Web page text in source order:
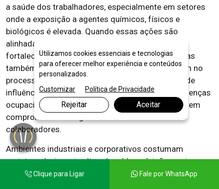
a saúde dos trabalhadores, especialmente em setores
onde a exposição a agentes químicos, físicos e
biológicos é elevada. Quando essas ações são
alinhadas às práticas sustentáveis, a organização
fortalece não apenas a preservação ambiental, mas
também a proteção direta das pessoas que atuam no
processo produtivo. Essa integração exerce grande
influência na segurança do trabalho, reduzindo doenças
ocupacionais, afastamentos e incidentes que podem
comprometer a integridade física e mental dos
colaboradores.
Ambientes industriais e corporativos costumam
registrar níveis mais altos de ruído, poluição, poeira,
máquinas em operação intensa e substâncias
Clique para Ligar Fale por WhatsApp
Utilizamos cookies essenciais e tecnologias
para oferecer melhor experiência e conteúdos
personalizados.
Customizar
Política de Privacidade
Rejeitar Aceitar